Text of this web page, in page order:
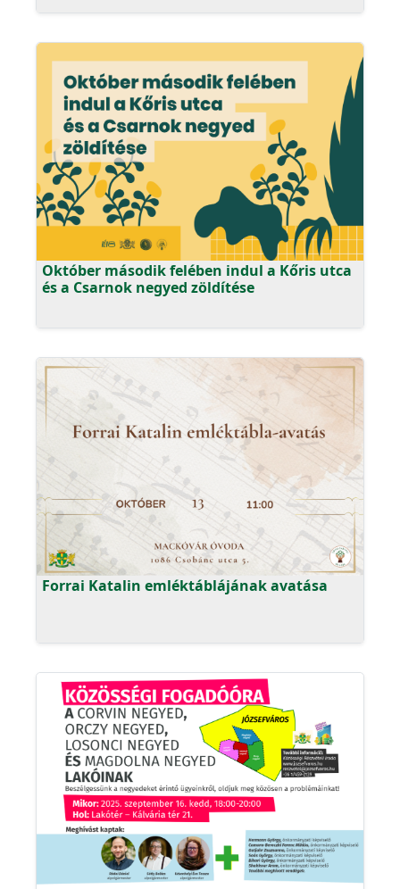
Október második felében indul a Kőris utca
és a Csarnok negyed zöldítése
Forrai Katalin emléktáblájának avatása